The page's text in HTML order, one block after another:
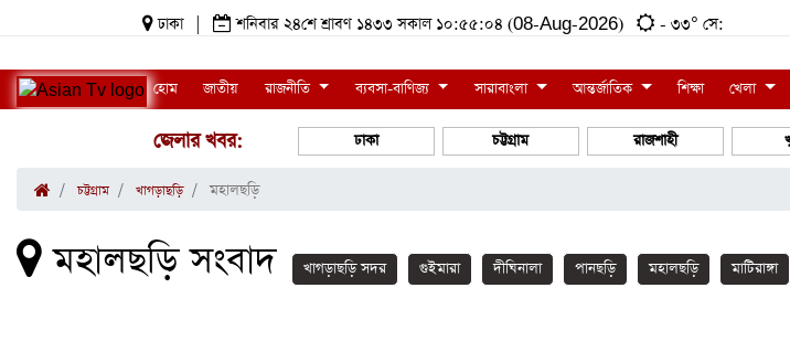
ঢাকা শনিবার ২৪শে শ্রাবণ ১৪৩৩ সকাল ১০:৫৫:০৪ (08-Aug-2026) - ৩৩° সে:
হোম জাতীয় রাজনীতি ব্যবসা-বাণিজ্য সারাবাংলা আন্তর্জাতিক শিক্ষা খেলা
জেলার খবর: ঢাকা চট্টগ্রাম রাজশাহী
চট্টগ্রাম খাগড়াছড়ি মহালছড়ি
মহালছড়ি সংবাদ খাগড়াছড়ি সদর গুইমারা দীঘিনালা পানছড়ি মহালছড়ি মাটিরাঙ্গা